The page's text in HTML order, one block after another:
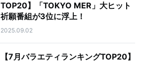
TOP20】「TOKYO MER」大ヒット
祈願番組が3位に浮上！
2025.09.02
【7月バラエティランキングTOP20】